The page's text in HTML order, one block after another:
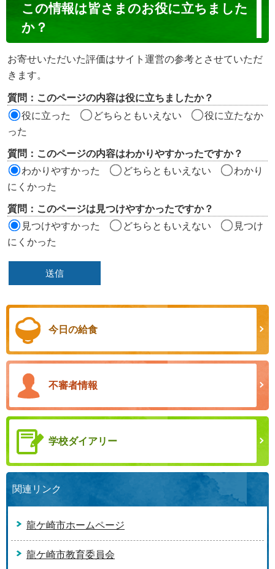
ン
ン
ツ
評
価
ア
この情報は皆さまのお役に立ちました
か？
お寄せいただいた評価はサイト運営の参考とさせていただ
きます。
質問：このページの内容は役に立ちましたか？
役に立った
どちらともいえない
役に立たなか
った
質問：このページの内容はわかりやすかったですか？
わかりやすかった
どちらともいえない
わかり
にくかった
質問：このページは見つけやすかったですか？
見つけやすかった
どちらともいえない
見つけ
にくかった
今日の給食
不審者情報
学校ダイアリー
関連リンク
龍ケ崎市ホームページ
龍ケ崎市教育委員会